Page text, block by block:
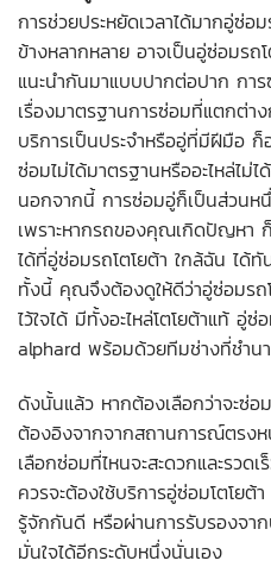
การช่วยประหยัดเวลาได้มากอู่ซ่อ
ข้างหลากหลาย อาจเป็นอู่ซ่อมรถ
แนะนำกันมาแบบปากต่อปาก กา
เรื่องมาตรฐานการซ่อมที่แตกต่า
บริการเป็นประจำหรืออู่ที่มีฝีมือ
ซ่อมไม่ได้มาตรฐานหรืออะไหล่ไม่
นอกจากนี้ การซ่อมอู่ก็เป็นส่วนห
เพราะหากรถของคุณเกิดปัญหา
ได้ที่อู่ซ่อมรถโตโยต้า ใกล้ฉัน ได้
ทั้งนี้ คุณจึงต้องดูให้ดีว่าอู่ซ่อมรถ
ไว้ใจได้ มีทั้งอะไหล่โตโยต้าแท้ อู่ซ่
alphard พร้อมด้วยทีมช่างที่ชำน
ดังนั้นแล้ว หากต้องเลือกว่าจะซ่อ
ต้องอิงจากจากสถานการณ์ตรง
เลือกซ่อมที่ไหนจะสะดวกและรวด
ควรจะต้องใช้บริการอู่ซ่อมโตโยต้
รู้จักกันดี หรือผ่านการรับรองจา
มั่นใจได้อีกระดับหนึ่งนั่นเอง